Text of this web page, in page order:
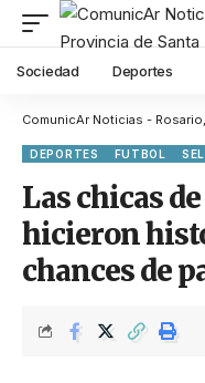
Sociedad Deportes
ComunicAr Noticias -
DEPORTES FUTBOL
Las chicas
hicieron
chances de